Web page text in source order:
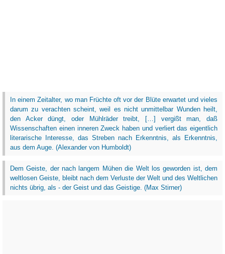
In einem Zeitalter, wo man Früchte oft vor der Blüte erwartet und vieles
darum zu verachten scheint, weil es nicht unmittelbar Wunden heilt,
den Acker düngt, oder Mühlräder treibt, […] vergißt man, daß
Wissenschaften einen inneren Zweck haben und verliert das eigentlich
literarische Interesse, das Streben nach Erkenntnis, als Erkenntnis,
aus dem Auge. (Alexander von Humboldt)
Dem Geiste, der nach langem Mühen die Welt los geworden ist, dem
weltlosen Geiste, bleibt nach dem Verluste der Welt und des Weltlichen
nichts übrig, als - der Geist und das Geistige. (Max Stirner)